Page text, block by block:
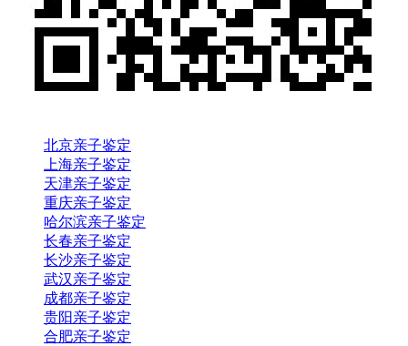
北京亲子鉴定
上海亲子鉴定
天津亲子鉴定
重庆亲子鉴定
哈尔滨亲子鉴定
长春亲子鉴定
长沙亲子鉴定
武汉亲子鉴定
成都亲子鉴定
贵阳亲子鉴定
合肥亲子鉴定